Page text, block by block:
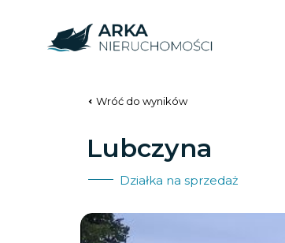
Wróć do wyników
Lubczyna
Działka na sprzedaż